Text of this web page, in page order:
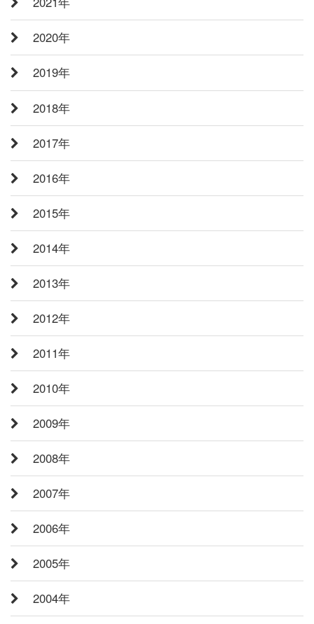
2020年
2019年
2018年
2017年
2016年
2015年
2014年
2013年
2012年
2011年
2010年
2009年
2008年
2007年
2006年
2005年
2004年